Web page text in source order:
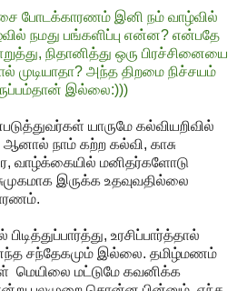
போடக்காரணம் இனி நம் வாழ்வில்
நமது பங்களிப்பு என்ன? என்பதே
நிதானித்து ஒரு பிரச்சினையை
முடியாதா? அந்த திறமை நிச்சயம்
இல்லை:)))
யாருமே கல்வியறிவில்
நாம் கற்ற கல்வி, காசு
வாழ்க்கையில் மனிதர்களோடு
இருக்க உதவுவதில்லை
உரசிப்பார்த்தால்
எந்த சந்தேகமும் இல்லை. தமிழ்மணம்
மெயிலை மட்டுமே கவனிக்க